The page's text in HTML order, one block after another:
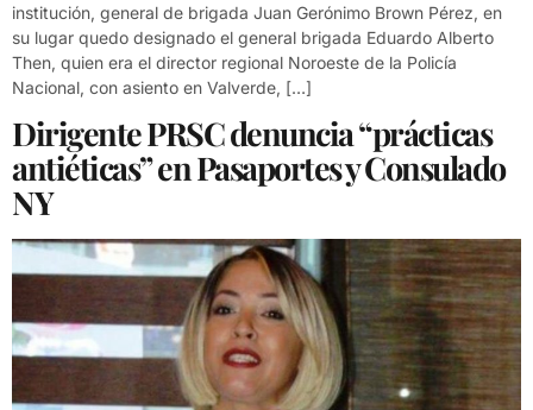
institución, general de brigada Juan Gerónimo Brown Pérez, en
su lugar quedo designado el general brigada Eduardo Alberto
Then, quien era el director regional Noroeste de la Policía
Nacional, con asiento en Valverde, […]
Dirigente PRSC denuncia “prácticas
antiéticas” en Pasaportes y Consulado
NY